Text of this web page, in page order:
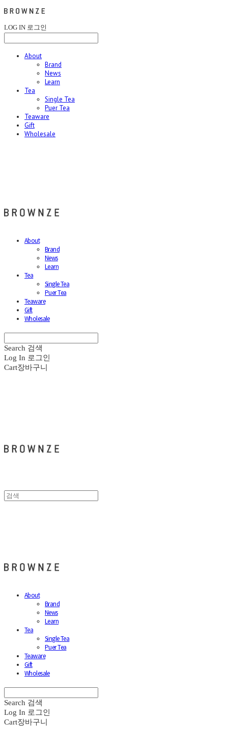
LOG IN 로그인
About
Brand
News
Learn
Tea
Single Tea
Puer Tea
Teaware
Gift
Wholesale
About
Brand
News
Learn
Tea
Single Tea
Puer Tea
Teaware
Gift
Wholesale
Search 검색
Log In 로그인
Cart장바구니
About
Brand
News
Learn
Tea
Single Tea
Puer Tea
Teaware
Gift
Wholesale
Search 검색
Log In 로그인
Cart장바구니